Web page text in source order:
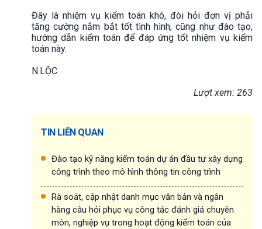
Đây là nhiệm vụ kiểm toán khó, đòi hỏi đơn vị phải
tăng cường nắm bắt tốt tình hình, cũng như đào tạo,
hướng dẫn kiểm toán để đáp ứng tốt nhiệm vụ kiểm
toán này.
N.LỘC
Lượt xem: 263
TIN LIÊN QUAN
Đào tạo kỹ năng kiểm toán dự án đầu tư xây dựng
công trình theo mô hình thông tin công trình
Rà soát, cập nhật danh mục văn bản và ngân
hàng câu hỏi phục vụ công tác đánh giá chuyên
môn, nghiệp vụ trong hoạt động kiểm toán của